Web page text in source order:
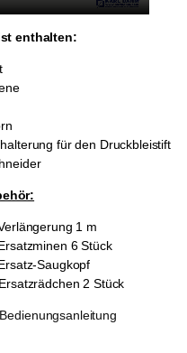
enthalten:
für den Druckbleistift
1 m
6 Stück
Saugkopf
Ersatzrädchen 2 Stück